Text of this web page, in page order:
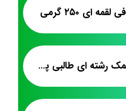
ای ۲۵۰ گرمی
قیمت فروش پشمک رشته ای طالبی پرتقالی کیلویی